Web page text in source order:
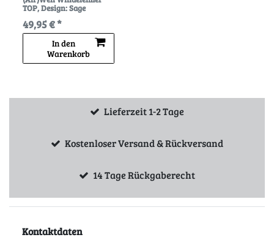
TOP, Design: Sage
49,95 € *
In den
Warenkorb
Lieferzeit 1-2 Tage
Kostenloser Versand & Rückversand
14 Tage Rückgaberecht
Kontaktdaten